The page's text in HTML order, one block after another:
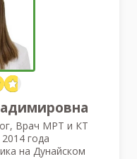
Врач МРТ и КТ
года
на Дунайском